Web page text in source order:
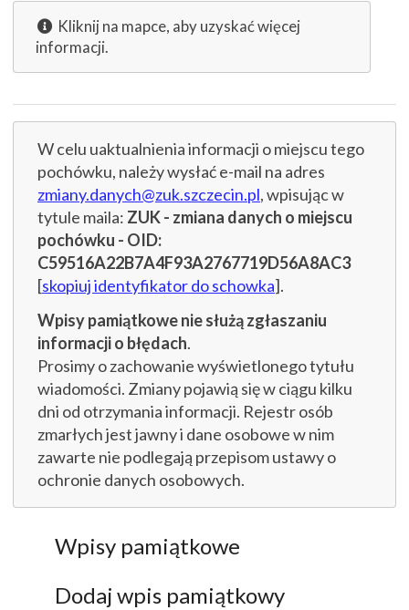
Kliknij na mapce, aby uzyskać więcej
informacji.
W celu uaktualnienia informacji o miejscu tego
pochówku, należy wysłać e-mail na adres
zmiany.danych@zuk.szczecin.pl, wpisując w
tytule maila: ZUK - zmiana danych o miejscu
pochówku - OID:
C59516A22B7A4F93A2767719D56A8AC3
[skopiuj identyfikator do schowka].
Wpisy pamiątkowe nie służą zgłaszaniu
informacji o błędach.
Prosimy o zachowanie wyświetlonego tytułu
wiadomości. Zmiany pojawią się w ciągu kilku
dni od otrzymania informacji. Rejestr osób
zmarłych jest jawny i dane osobowe w nim
zawarte nie podlegają przepisom ustawy o
ochronie danych osobowych.
Wpisy pamiątkowe
Dodaj wpis pamiątkowy